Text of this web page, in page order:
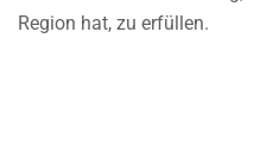
Region hat, zu erfüllen.